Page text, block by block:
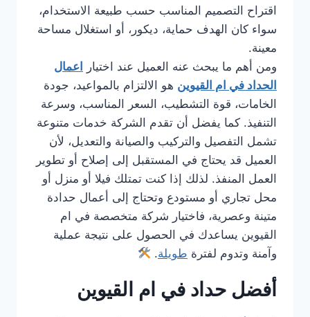
اقتراح التصميم المناسب حسب طبيعة الاستخدام،
سواء كان الهدف حماية، ديكور، أو استغلال مساحة
معينة.
ومن أهم ما يبحث عنه العميل عند اختيار
اعمال
الحداد في ام القيوين هو الالتزام بالمواعيد، جودة
الخامات، قوة التشطيب، السعر المناسب، وسرعة
التنفيذ. كما يفضل أن تقدم الشركة خدمات متنوعة
تشمل التفصيل والتركيب والصيانة والتعديل، لأن
العميل قد يحتاج في المستقبل إلى إصلاح أو تطوير
العمل المنفذ. لذلك إذا كنت تمتلك فيلا أو منزل أو
محل تجاري أو مستودع وتحتاج إلى أعمال حدادة
متينة وعصرية، فاختيار شركة متخصصة في ام
القيوين يساعدك في الحصول على نتيجة عملية
وآمنة وتدوم لفترة طويلة.
أفضل حداد في ام القيوين